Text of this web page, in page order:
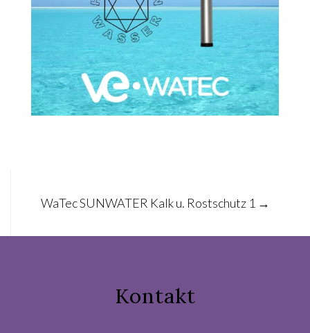
navigation
WaTec SUNWATER Kalk u. Rostschutz 1 →
Kontakt